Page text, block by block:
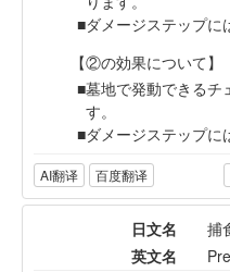
ダメージステップに
【②の効果について】
墓地で発動できるチ
す。
ダメージステップに
AI翻译 百度翻译
日文名
捕
英文名